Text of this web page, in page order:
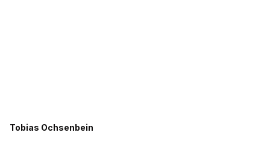
Tobias Ochsenbein